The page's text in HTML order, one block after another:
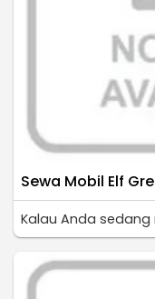
Sewa Mobil Elf
Kalau Anda